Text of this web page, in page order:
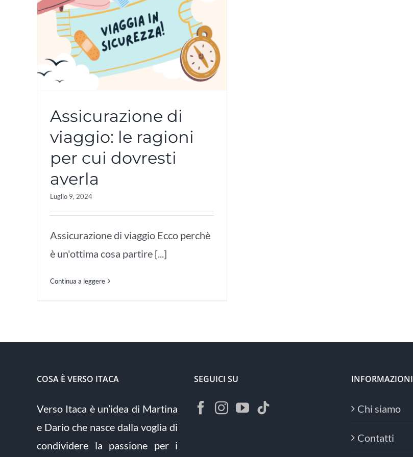
Assicurazione di
viaggio: le ragioni
per cui dovresti
averla
Luglio 9, 2024
Assicurazione di viaggio Ecco perchè
è un'ottima cosa partire [...]
Continua a leggere
COSA È VERSO ITACA
Verso Itaca è un’idea di Martina
e Dario che nasce dalla voglia di
condividere la passione per i
SEGUICI SU INFORMAZIONI
Chi siamo
Contatti